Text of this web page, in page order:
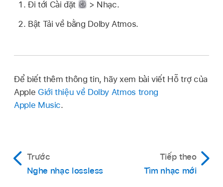
Đi tới Cài đặt
> Nhạc.
Bật Tải về bằng Dolby Atmos.
Để biết thêm thông tin, hãy xem bài viết Hỗ trợ của
Apple Giới thiệu về Dolby Atmos trong
Apple Music.
Trước
Nghe nhạc lossless
Tiếp theo
Tìm nhạc mới